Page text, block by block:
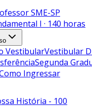
SME-SP
I · 140 horas
VestibularVestibular
Segunda
Ingressar
História - 100